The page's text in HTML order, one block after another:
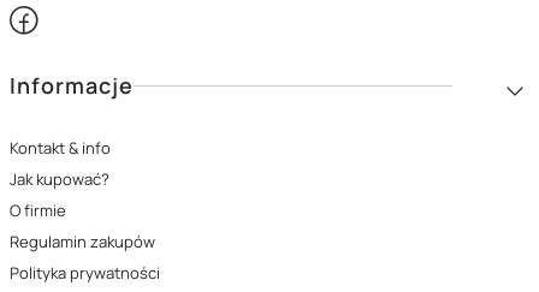
Linki w stopce
Informacje
Kontakt & info
Jak kupować?
O firmie
Regulamin zakupów
Polityka prywatności